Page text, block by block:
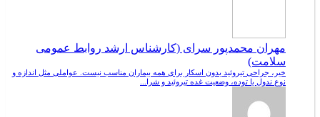
مهران محمدپور سرای (کارشناس ارشد روابط عمومی
سلامت)
خیر، جراحی تیروئید بدون اسکار برای همه بیماران مناسب نیست. عواملی مثل اندازه و
نوع ندول یا توده، وضعیت غده تیروئید و شرا...